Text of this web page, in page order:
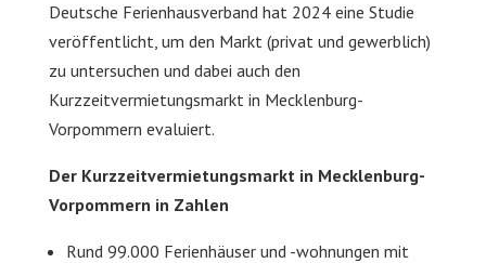
Deutsche Ferienhausverband hat 2024 eine Studie
veröffentlicht, um den Markt (privat und gewerblich)
zu untersuchen und dabei auch den
Kurzzeitvermietungsmarkt in Mecklenburg-
Vorpommern evaluiert.
Der Kurzzeitvermietungsmarkt in Mecklenburg-
Vorpommern in Zahlen
Rund 99.000 Ferienhäuser und -wohnungen mit